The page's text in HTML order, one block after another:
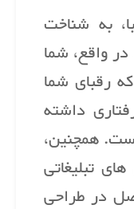
به شناخت
واقع، شما
رقبای شما
داشته
همچنین،
تبلیغاتی
در طراحی